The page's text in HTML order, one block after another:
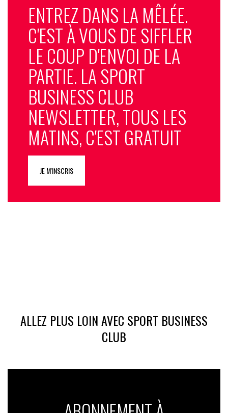
ENTREZ DANS LA MÊLÉE.
C'EST À VOUS DE SIFFLER
LE COUP D'ENVOI DE LA
PARTIE. LA SPORT
BUSINESS CLUB
NEWSLETTER, TOUS LES
MATINS, C'EST GRATUIT
JE M'INSCRIS
ALLEZ PLUS LOIN AVEC SPORT BUSINESS
CLUB